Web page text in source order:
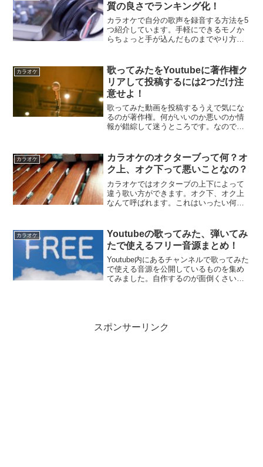
質の良さでランキング化！
カラオケで自分の歌声を録音する方法を5
つ紹介しています。手軽にできるモノか
らちょっと手が込んだものまでやり方は
にしてみました。
カラオケ
歌ってみたをYoutubeに著作権ク
リアして投稿するには2つだけ注
意せよ！
歌ってみた動画を投稿するうえで気にな
るのが著作権。何がいいのか悪いのか情
報が錯綜して迷うところです。なので
た。この2つだけ気を付ければ著作権の侵
害はないでしょう。
カラオケ
カラオケのオクターブって何？オ
ク上、オク下って悪いことなの？
カラオケではオクターブの上下によって
違う歌い方ができます。オク下、オク上
なんて呼ばれます。これはいったい何な
カラオケ
Youtubeの歌ってみた、弾いてみ
たで使えるフリー音源まとめ！
Youtube内にあるチャンネルで歌ってみた
で使える音源を公開しているものを集め
てみました。自作するのが面倒くさい、
スポンサーリンク